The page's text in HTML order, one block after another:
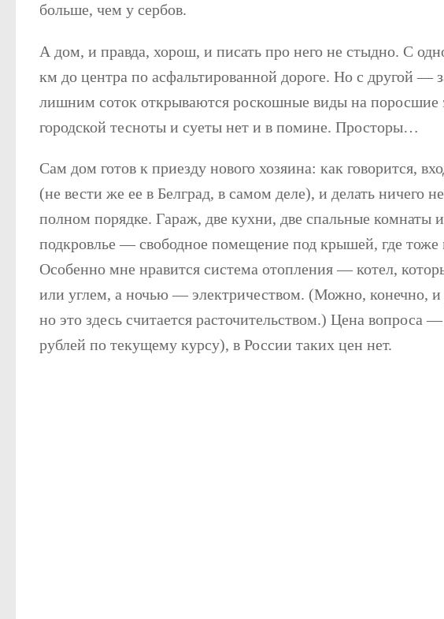
больше, чем у сербов.
А дом, и правда, хорош, и писать про него не стыдно. С
км до центра по асфальтированной дороге. Но с другой —
лишним соток открываются роскошные виды на поросшие
городской тесноты и суеты нет и в помине. Просторы…
Сам дом готов к приезду нового хозяина: как говорится,
(не вести же ее в Белград, в самом деле), и делать ничего
полном порядке. Гараж, две кухни, две спальные комнаты
подкровлье — свободное помещение под крышей, где
Особенно мне нравится система отопления — котел,
или углем, а ночью — электричеством. (Можно, конечно,
но это здесь считается расточительством.) Цена вопроса
рублей по текущему курсу), в России таких цен нет.